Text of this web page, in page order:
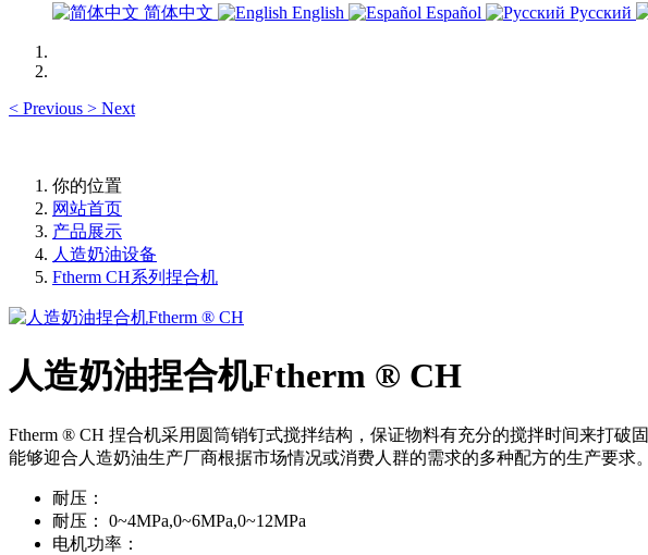
简体中文 English Español Русский
< Previous > Next
你的位置
网站首页
产品展示
人造奶油设备
Ftherm CH系列捏合机
人造奶油捏合机Ftherm ® CH
Ftherm ® CH 捏合机采用圆筒销钉式搅拌结构，保证物料有充分的搅拌时间来打
能够迎合人造奶油生产厂商根据市场情况或消费人群的需求的多种配方的生产要求。
耐压：
耐压：
0~4MPa,0~6MPa,0~12MPa
电机功率：